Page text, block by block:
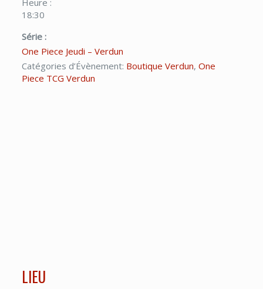
18:30
Série :
One Piece Jeudi – Verdun
Catégories d’Évènement: Boutique Verdun, One
Piece TCG Verdun
LIEU